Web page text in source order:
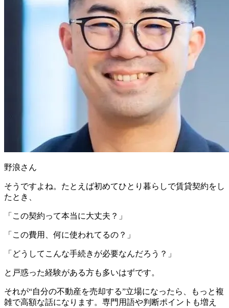
野浪さん
そうですよね。たとえば初めてひとり暮らしで賃貸契約をし
たとき、
「この契約って本当に大丈夫？」
「この費用、何に使われてるの？」
「どうしてこんな手続きが必要なんだろう？」
と戸惑った経験がある方も多いはずです。
それが“自分の不動産を売却する”立場になったら、もっと複
雑で高額な話になります。専門用語や判断ポイントも増え